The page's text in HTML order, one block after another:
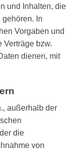
und Inhalten, die
In
Vorgaben und
bzw.
dienen, mit
außerhalb der
die
von